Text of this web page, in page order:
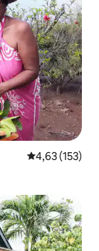
Classificação
4,63 (153)